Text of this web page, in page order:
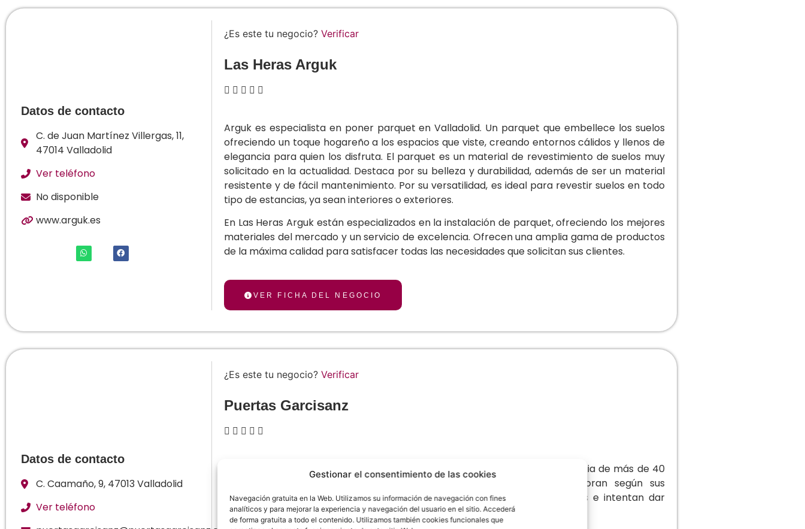
Gestionar el consentimiento de las cookies
Navegación gratuita en la Web. Utilizamos su información de navegación con fines
analíticos y para mejorar la experiencia y navegación del usuario en el sitio. Accederá
de forma gratuita a todo el contenido. Utilizamos también cookies funcionales que
Datos de contacto
C. de Juan Martínez Villergas, 11,
47014 Valladolid
Ver teléfono
No disponible
www.arguk.es
¿Es este tu negocio? Verificar
Las Heras Arguk
    
Arguk es especialista en poner parquet en Valladolid. Un parquet que embellece los suelos
ofreciendo un toque hogareño a los espacios que viste, creando entornos cálidos y llenos de
elegancia para quien los disfruta. El parquet es un material de revestimiento de suelos muy
solicitado en la actualidad. Destaca por su belleza y durabilidad, además de ser un material
resistente y de fácil mantenimiento. Por su versatilidad, es ideal para revestir suelos en todo
tipo de estancias, ya sean interiores o exteriores.
En Las Heras Arguk están especializados en la instalación de parquet, ofreciendo los mejores
materiales del mercado y un servicio de excelencia. Ofrecen una amplia gama de productos
de la máxima calidad para satisfacer todas las necesidades que solicitan sus clientes.
VER FICHA DEL NEGOCIO
Datos de contacto
C. Caamaño, 9, 47013 Valladolid
Ver teléfono
¿Es este tu negocio? Verificar
Puertas Garcisanz
    
Los profesionales de Puertas Garcisanz cuentan con una avalada experiencia de más de 40
años en este sector. Tras realizar un estudio personalizado, le asesoran según sus
necesidades. Están a disposición de las indicaciones que dan sus clientes e intentan dar
soluciones integrales que se ajusten a sus ideas de diseño.